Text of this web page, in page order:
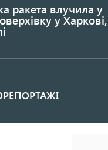
ракета влучила у
у Харкові,